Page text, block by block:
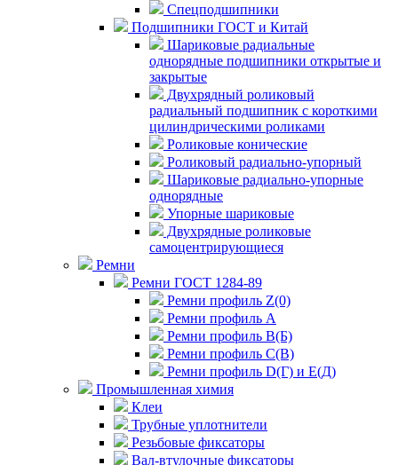
Спецподшипники
Подшипники ГОСТ и Китай
Шариковые радиальные
однорядные подшипники открытые и
закрытые
Двухрядный роликовый
радиальный подшипник с короткими
цилиндрическими роликами
Роликовые конические
Роликовый радиально-упорный
Шариковые радиально-упорные
однорядные
Упорные шариковые
Двухрядные роликовые
самоцентрирующиеся
Ремни
Ремни ГОСТ 1284-89
Ремни профиль Z(0)
Ремни профиль А
Ремни профиль В(Б)
Ремни профиль С(В)
Ремни профиль D(Г) и E(Д)
Промышленная химия
Клеи
Трубные уплотнители
Резьбовые фиксаторы
Вал-втулочные фиксаторы